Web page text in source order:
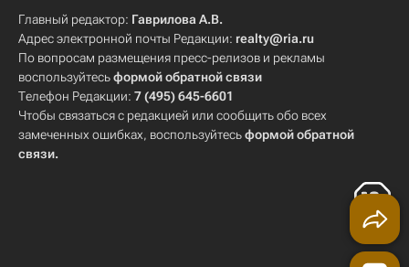
Главный редактор: Гаврилова А.В.
Адрес электронной почты Редакции: realty@ria.ru
По вопросам размещения пресс-релизов и рекламы
воспользуйтесьформой обратной связи
Телефон Редакции: 7 (495) 645-6601
Чтобы связаться с редакцией или сообщить обо всех
замеченных ошибках, воспользуйтесьформой обратной
связи.